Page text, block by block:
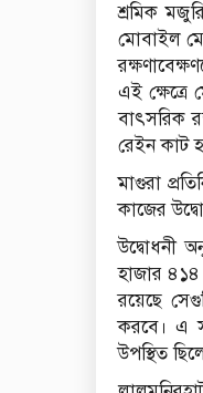
শ্রমিক
মোবাইল
এই
বাৎসরিক
রেইন কাট
মাগুরা
কাজের
উদ্বোধনী
হাজার
রয়েছে
করবে। এ
উপস্থিত